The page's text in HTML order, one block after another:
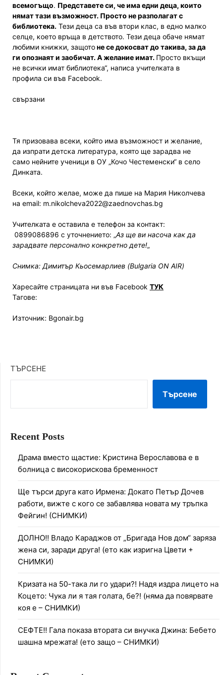
всемогъщо. Представете си, че има едни деца, които
нямат тази възможност. Просто не разполагат с
библиотека. Тези деца са във втори клас, в едно малко
селце, което връща в детството. Тези деца обаче нямат
любими книжки, защотоне се докосват до такива, за да
ги опознаят и заобичат. А желание имат. Просто вкъщи
не всички имат библиотека“, написа учителката в
профила си във Facebook.
свързани
Тя призовава всеки, който има възможност и желание,
да изпрати детска литература, която ще зарадва не
само нейните ученици в ОУ „Кочо Честеменски“ в село
Динката.
Всеки, който желае, може да пише на Мария Николчева
на email: m.nikolcheva2022@zaednovchas.bg
Учителката е оставила е телефон за контакт:
0899086896 с уточнението: „Аз ще ви насоча как да
зарадвате персонално конкретно дете!„
Снимка: Димитър Кьосемарлиев (Bulgaria ON AIR)
Харесайте страницата ни във Facebook ТУК
Тагове:
Източник: Bgonair.bg
ТЪРСЕНЕ
Търсене
Recent Posts
Драма вместо щастие: Кристина Верославова е в
болница с високорискова бременност
Ще търси друга като Ирмена: Докато Петър Дочев
работи, вижте с кого се забавлява новата му тръпка
Фейгин! (СНИМКИ)
ДОЛНО!! Владо Караджов от „Бригада Нов дом“ заряза
жена си, заради друга! (ето как изригна Цвети +
СНИМКИ)
Кризата на 50-така ли го удари?! Надя издра лицето на
Коцето: Чука ли я тая голата, бе?! (няма да повярвате
коя е – СНИМКИ)
СЕФТЕ!! Гала показа втората си внучка Джина: Бебето
шашна мрежата! (ето защо – СНИМКИ)